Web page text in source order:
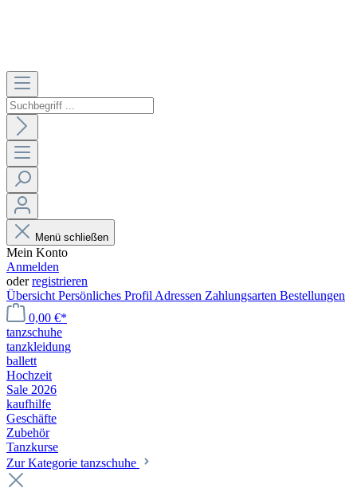
Menü schließen
Mein Konto
Anmelden
oderregistrieren
Übersicht Persönliches Profil Adressen Zahlungsarten Bestellungen
0,00 €*
tanzschuhe
tanzkleidung
ballett
Hochzeit
Sale 2026
kaufhilfe
Geschäfte
Zubehör
Tanzkurse
Zur Kategorie tanzschuhe